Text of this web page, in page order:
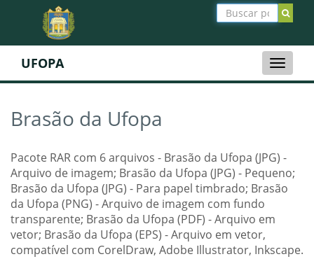
Toggle
UFOPA
Brasão da Ufopa
Pacote RAR com 6 arquivos - Brasão da Ufopa (JPG) -
Arquivo de imagem; Brasão da Ufopa (JPG) - Pequeno;
Brasão da Ufopa (JPG) - Para papel timbrado; Brasão
da Ufopa (PNG) - Arquivo de imagem com fundo
transparente; Brasão da Ufopa (PDF) - Arquivo em
vetor; Brasão da Ufopa (EPS) - Arquivo em vetor,
compatível com CorelDraw, Adobe Illustrator, Inkscape.